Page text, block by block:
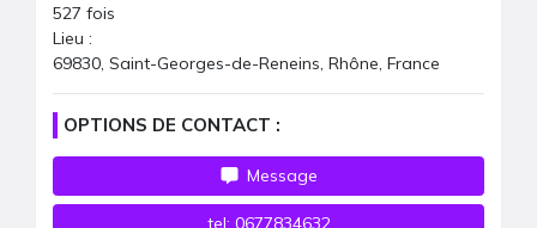
527 fois
Lieu :
69830, Saint-Georges-de-Reneins, Rhône, France
OPTIONS DE CONTACT :
Message
tel: 0677834632